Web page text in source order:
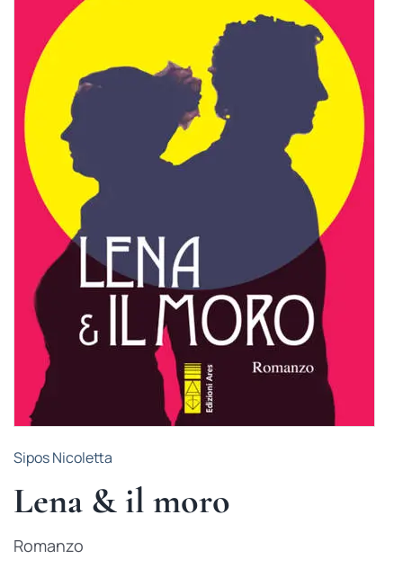
ATTUALITÀ
Sipos Nicoletta
Lena & il moro
Romanzo